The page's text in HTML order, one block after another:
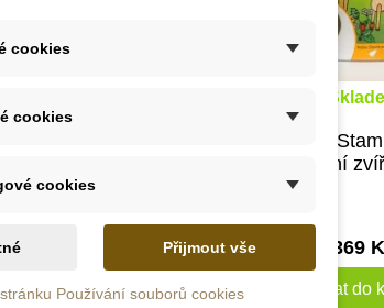
Přidat do košíku
Aladine
lesní
369
Přidat do
cookies
cookies
cookies
Přijmout vše
Používání souborů cookies